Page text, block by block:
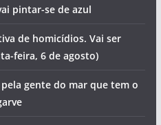
pintar-se de azul
de homicídios. Vai ser
feira, 6 de agosto)
gente do mar que tem o